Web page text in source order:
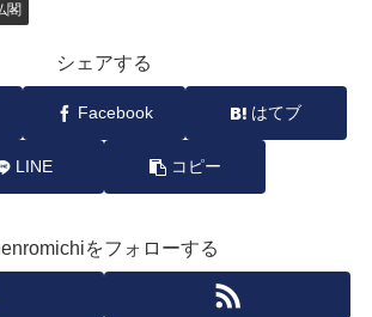
閣
シェアする
Facebook はてブ
LINE コピー
をフォローする